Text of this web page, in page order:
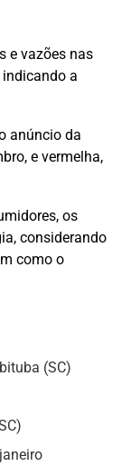
e vazões nas
a
anúncio da
e vermelha,
os
considerando
como o
(SC)